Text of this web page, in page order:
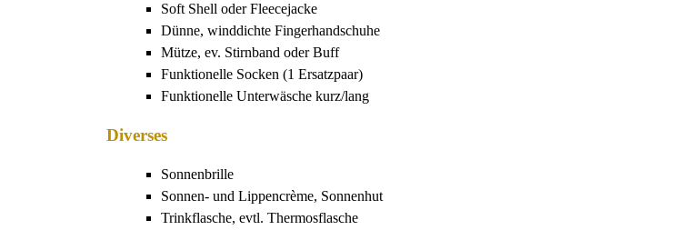
Soft Shell oder Fleecejacke
Dünne, winddichte Fingerhandschuhe
Mütze, ev. Stirnband oder Buff
Funktionelle Socken (1 Ersatzpaar)
Funktionelle Unterwäsche kurz/lang
Diverses
Sonnenbrille
Sonnen- und Lippencrème, Sonnenhut
Trinkflasche, evtl. Thermosflasche